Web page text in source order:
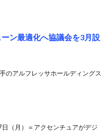
ン最適化へ協議会を3月設
のアルフレッサホールディングス
（月）＝アクセンチュアがデジ